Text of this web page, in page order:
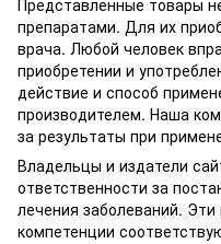
Представленные товары
препаратами. Для их
врача. Любой человек
приобретении и
действие и способ
производителем. Наша
за результаты при
Владельцы и издатели
ответственности за
лечения заболеваний.
компетенции